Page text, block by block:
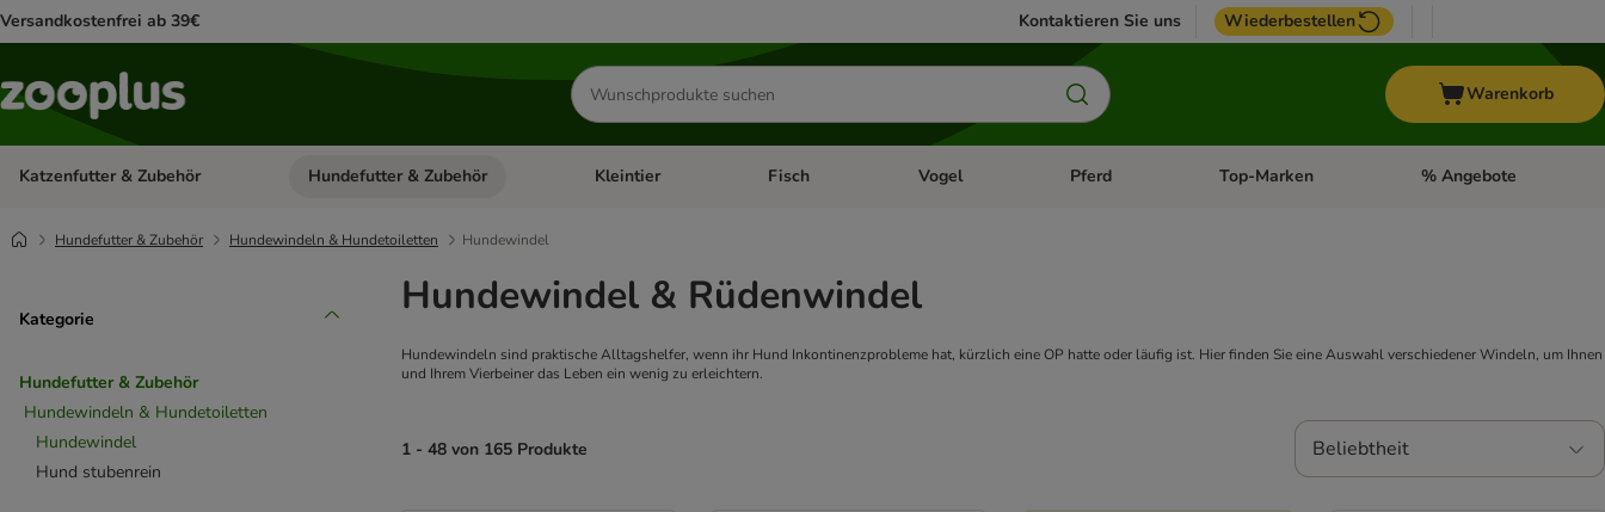
Versandkostenfrei ab 39€ Kontaktieren Sie uns Wiederbestellen
Produkte
suchen
Warenkorb
Katzenfutter & Zubehör Kategorie-Menü öffnen: Katzenfutter & Zubehör
Hundefutter & Zubehör Kategorie-Menü öffnen: Hundefutter & Zubehör
Kleintier Kategorie-Menü öffnen: Kleintier
Fisch Kategorie-Menü öffnen: Fisch
Vogel Kategorie-Menü öffnen: Vogel
Pferd Kategorie-Menü öffnen: Pferd
Top-Marken Kategorie-Menü öffnen:
% Angebote
Hundefutter & Zubehör Hundewindeln & Hundetoiletten Hundewindel
Kategorie
Hundefutter & Zubehör
Hundewindeln & Hundetoiletten
Hundewindel
Hund stubenrein
Hundewindel & Rüdenwindel
Hundewindeln sind praktische Alltagshelfer, wenn ihr Hund Inkontinenzprobleme hat, kürzlich eine OP hatte oder läufig ist. Hier finden Sie eine Auswahl verschiedener Windeln, um Ihnen
und Ihrem Vierbeiner das Leben ein wenig zu erleichtern.
1 - 48 von 165 Produkte Beliebtheit